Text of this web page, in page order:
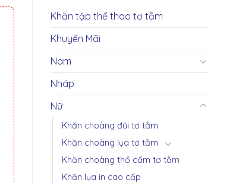
Khăn tập thể thao tơ tằm
Khuyến Mãi
Nam
Nháp
Nữ
Khăn choàng đũi tơ tằm
Khăn choàng lụa tơ tằm
Khăn choàng thổ cẩm tơ tằm
Khăn lụa in cao cấp